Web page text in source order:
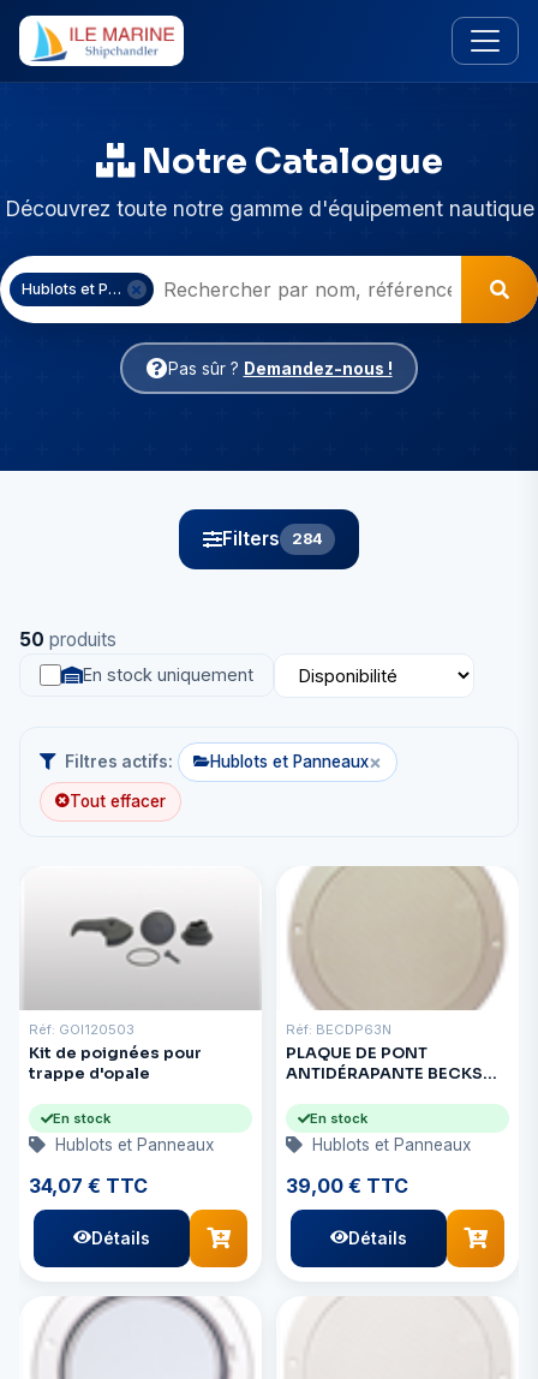
Notre Catalogue
Découvrez toute notre gamme d'équipement nautique
Hublots et Panneaux
Pas sûr ? Demandez-nous !
Filters 284
50 produits
En stock uniquement
Filtres actifs: Hublots et Panneaux×
Tout effacer
Réf: GOI120503
Kit de poignées pour
trappe d'opale
En stock
Hublots et Panneaux
34,07 € TTC
Détails
Réf: BECDP63N
PLAQUE DE PONT
ANTIDÉRAPANTE BECKSON
En stock
Hublots et Panneaux
39,00 € TTC
Détails